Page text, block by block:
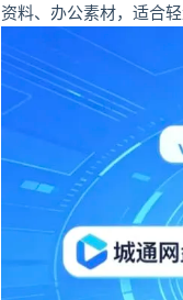
资料、办公素材，适合轻